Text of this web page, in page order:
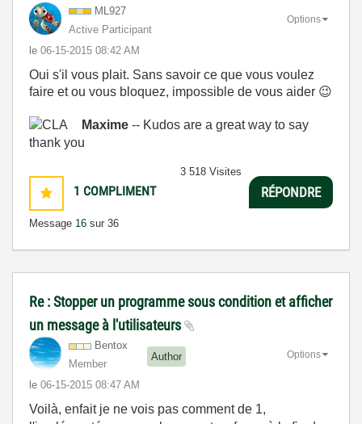
ML927
Active Participant
le ‎06-15-2015 08:42 AM
Options
Oui s'il vous plait. Sans savoir ce que vous voulez
faire et ou vous bloquez, impossible de vous aider 😉
Maxime -- Kudos are a great way to say
thank you
1 COMPLIMENT
Message 16 sur 36
3 518 Visites
RÉPONDRE
Re : Stopper un programme sous condition et afficher
un message à l'utilisateurs
Bentox
Member
Author
le ‎06-15-2015 08:47 AM
Options
Voilà, enfait je ne vois pas comment de 1,